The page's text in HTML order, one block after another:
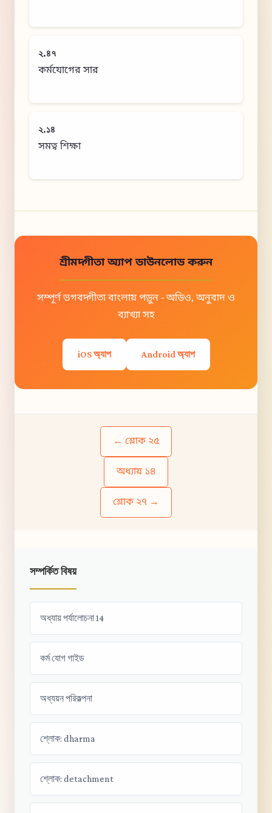
২.৪৭
কর্মযোগের সার
২.১৪
সমত্ব শিক্ষা
শ্রীমদ্গীতা অ্যাপ ডাউনলোড করুন
সম্পূর্ণ ভগবদ্গীতা বাংলায় পড়ুন - অডিও, অনুবাদ ও
ব্যাখ্যা সহ
iOS অ্যাপ Android অ্যাপ
← শ্লোক ২৫
অধ্যায় ১৪
শ্লোক ২৭ →
সম্পর্কিত বিষয়
অধ্যায় পর্যালোচনা 14
কর্ম যোগ গাইড
অধ্যয়ন পরিকল্পনা
শ্লোক: dharma
শ্লোক: detachment